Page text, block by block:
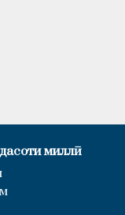
миллӣ